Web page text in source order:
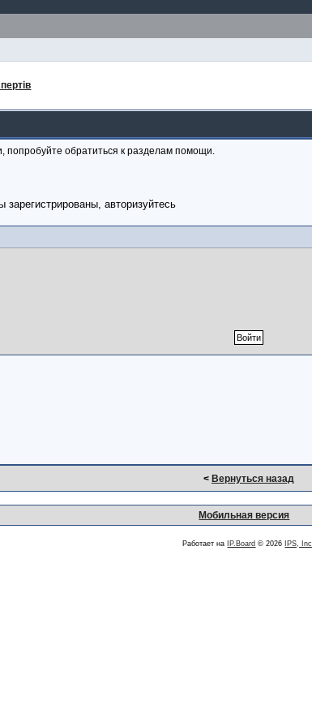
обратиться к разделам помощи.
авторизуйтесь
< Вернуться назад
Мобильная версия
Работает на IP.Board © 2026 IPS, Inc.